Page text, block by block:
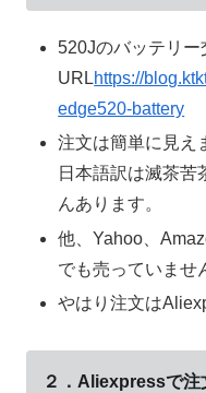
520Jのバッテリー
URLhttps://
edge520-battery
注文は簡単に見え
日本語訳は滅茶苦
んあります。
他、Yahoo、
でも売っていませ
やはり注文は
２．Aliexpressで注